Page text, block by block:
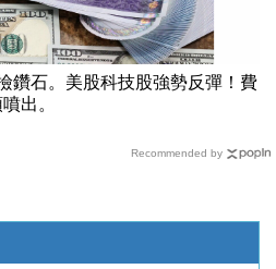
鑽石。美股科技股強勢反彈！費
出。
Recommended by